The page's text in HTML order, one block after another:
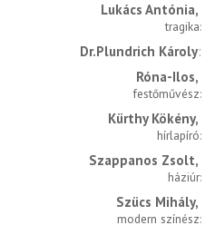
Lukács Antónia
tragika
Dr.Plundrich Károly
Róna-Ilos
festőművész
Kürthy Kökény
hírlapíró
Szappanos Zsolt
háziúr
Szücs Mihály
modern színész